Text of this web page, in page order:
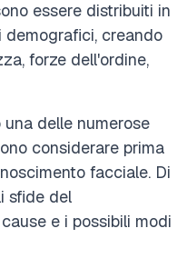
essere distribuiti in
creando
forze dell'ordine,
delle numerose
considerare prima
facciale. Di
sfide del
e i possibili modi